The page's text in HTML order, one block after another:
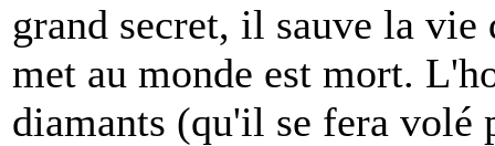
grand secret, il sauve la
met au monde est mort.
diamants (qu'il se fera volé